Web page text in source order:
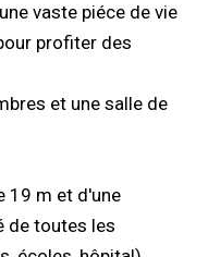
vaste piéce de vie
profiter des
et une salle de
19 m et d'une
de toutes les